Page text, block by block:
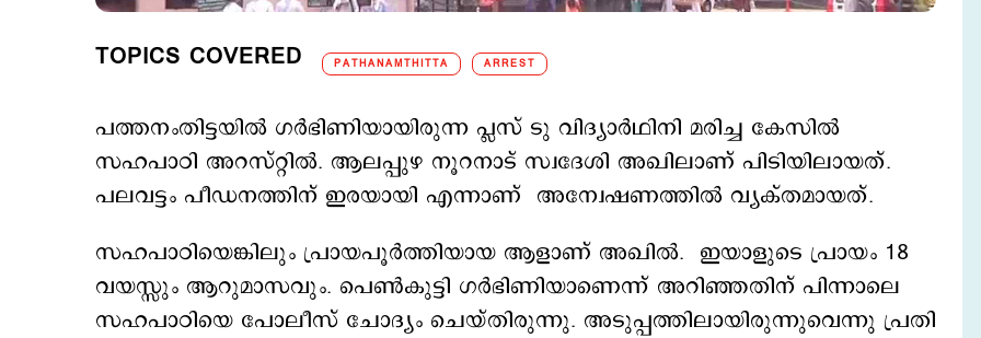
TOPICS COVERED PATHANAMTHITTA ARREST
പത്തനംതിട്ടയിൽ ഗർഭിണിയായിരുന്ന പ്ലസ് ടു വിദ്യാർഥിനി മരിച്ച കേസിൽ
സഹപാഠി അറസ്റ്റിൽ. ആലപ്പുഴ നൂറനാട് സ്വദേശി അഖിലാണ് പിടിയിലായത്.
പലവട്ടം പീഡനത്തിന് ഇരയായി എന്നാണ് അന്വേഷണത്തിൽ വ്യക്തമായത്.
സഹപാഠിയെങ്കിലും പ്രായപൂർത്തിയായ ആളാണ് അഖിൽ. ഇയാളുടെ പ്രായം 18
വയസ്സും ആറുമാസവും. പെൺകുട്ടി ഗർഭിണിയാണെന്ന് അറിഞ്ഞതിന് പിന്നാലെ
സഹപാഠിയെ പോലീസ് ചോദ്യം ചെയ്തിരുന്നു. അടുപ്പത്തിലായിരുന്നുവെന്നു പ്രതി